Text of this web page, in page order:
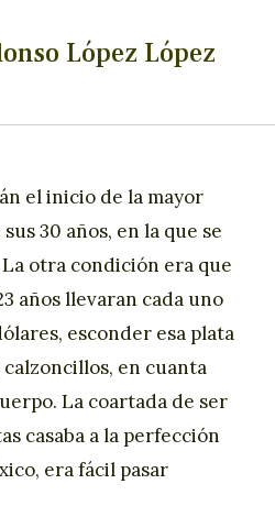
López López
el inicio de la mayor
30 años, en la que se
otra condición era que
años llevaran cada uno
esconder esa plata
en cuanta
La coartada de ser
casaba a la perfección
era fácil pasar